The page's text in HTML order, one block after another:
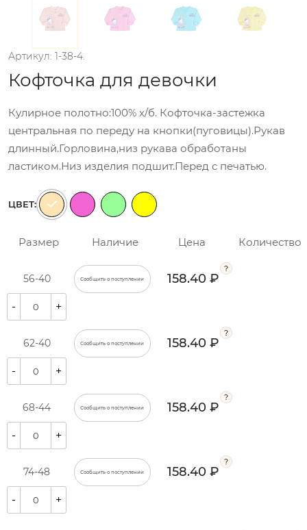
Артикул: 1-38-4.
Кофточка для девочки
Кулирное полотно:100% х/б. Кофточка-застежка
центральная по переду на кнопки(пуговицы).Рукав
длинный.Горловина,низ рукава обработаны
ластиком.Низ изделия подшит.Перед с печатью.
ЦВЕТ:
Размер Наличие Цена Количество
56-40 Сообщить о поступлении 158.40 ₽
- +
62-40 Сообщить о поступлении 158.40 ₽
- +
68-44 Сообщить о поступлении 158.40 ₽
- +
74-48 Сообщить о поступлении 158.40 ₽
- +